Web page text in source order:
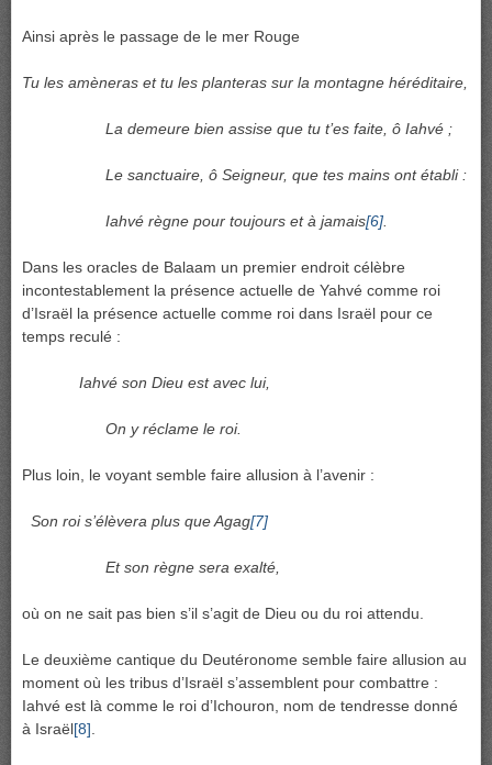
Ainsi après le passage de le mer Rouge
Tu les amèneras et tu les planteras sur la montagne héréditaire,
La demeure bien assise que tu t’es faite, ô Iahvé ;
Le sanctuaire, ô Seigneur, que tes mains ont établi :
Iahvé règne pour toujours et à jamais[6]
Dans les oracles de Balaam un premier endroit célèbre
incontestablement la présence actuelle de Yahvé comme roi
d’Israël la présence actuelle comme roi dans Israël pour ce
temps reculé :
Iahvé son Dieu est avec lui,
On y réclame le roi.
Plus loin, le voyant semble faire allusion à l’avenir :
Son roi s’élèvera plus que Agag[7]
Et son règne sera exalté,
où on ne sait pas bien s’il s’agit de Dieu ou du roi attendu.
Le deuxième cantique du Deutéronome semble faire allusion au
moment où les tribus d’Israël s’assemblent pour combattre :
Iahvé est là comme le roi d’Ichouron, nom de tendresse donné
à Israël[8]